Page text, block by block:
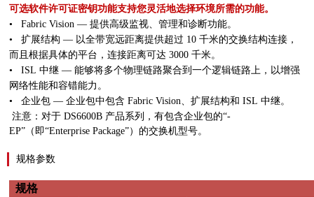
可选软件许可证密钥功能支持您灵活地选择环境所需的功能。
•
Fabric Vision— 提供高级监视、管理和诊断功能。
•
扩展结构 — 以全带宽远距离提供超过 10千米的交换结构连接，
而且根据具体的平台，连接距离可达 3000千米。
•
ISL中继 — 能够将多个物理链路聚合到一个逻辑链路上，以增强
网络性能和容错能力。
•
企业包 — 企业包中包含 Fabric Vision、扩展结构和 ISL中继。
注意：对于 DS6600B 产品系列，有包含企业包的“-
EP”（即“Enterprise Package”）的交换机型号。
规格参数
规格